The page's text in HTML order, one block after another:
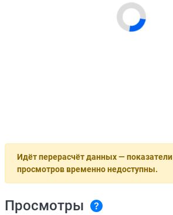
Идёт перерасчёт данных — показатели
просмотров временно недоступны.
Просмотры